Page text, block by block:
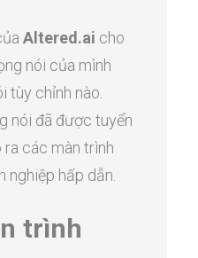
Altered.ai cho
nói của mình
tùy chỉnh nào.
nói đã được tuyển
các màn trình
nghiệp hấp dẫn.
trình